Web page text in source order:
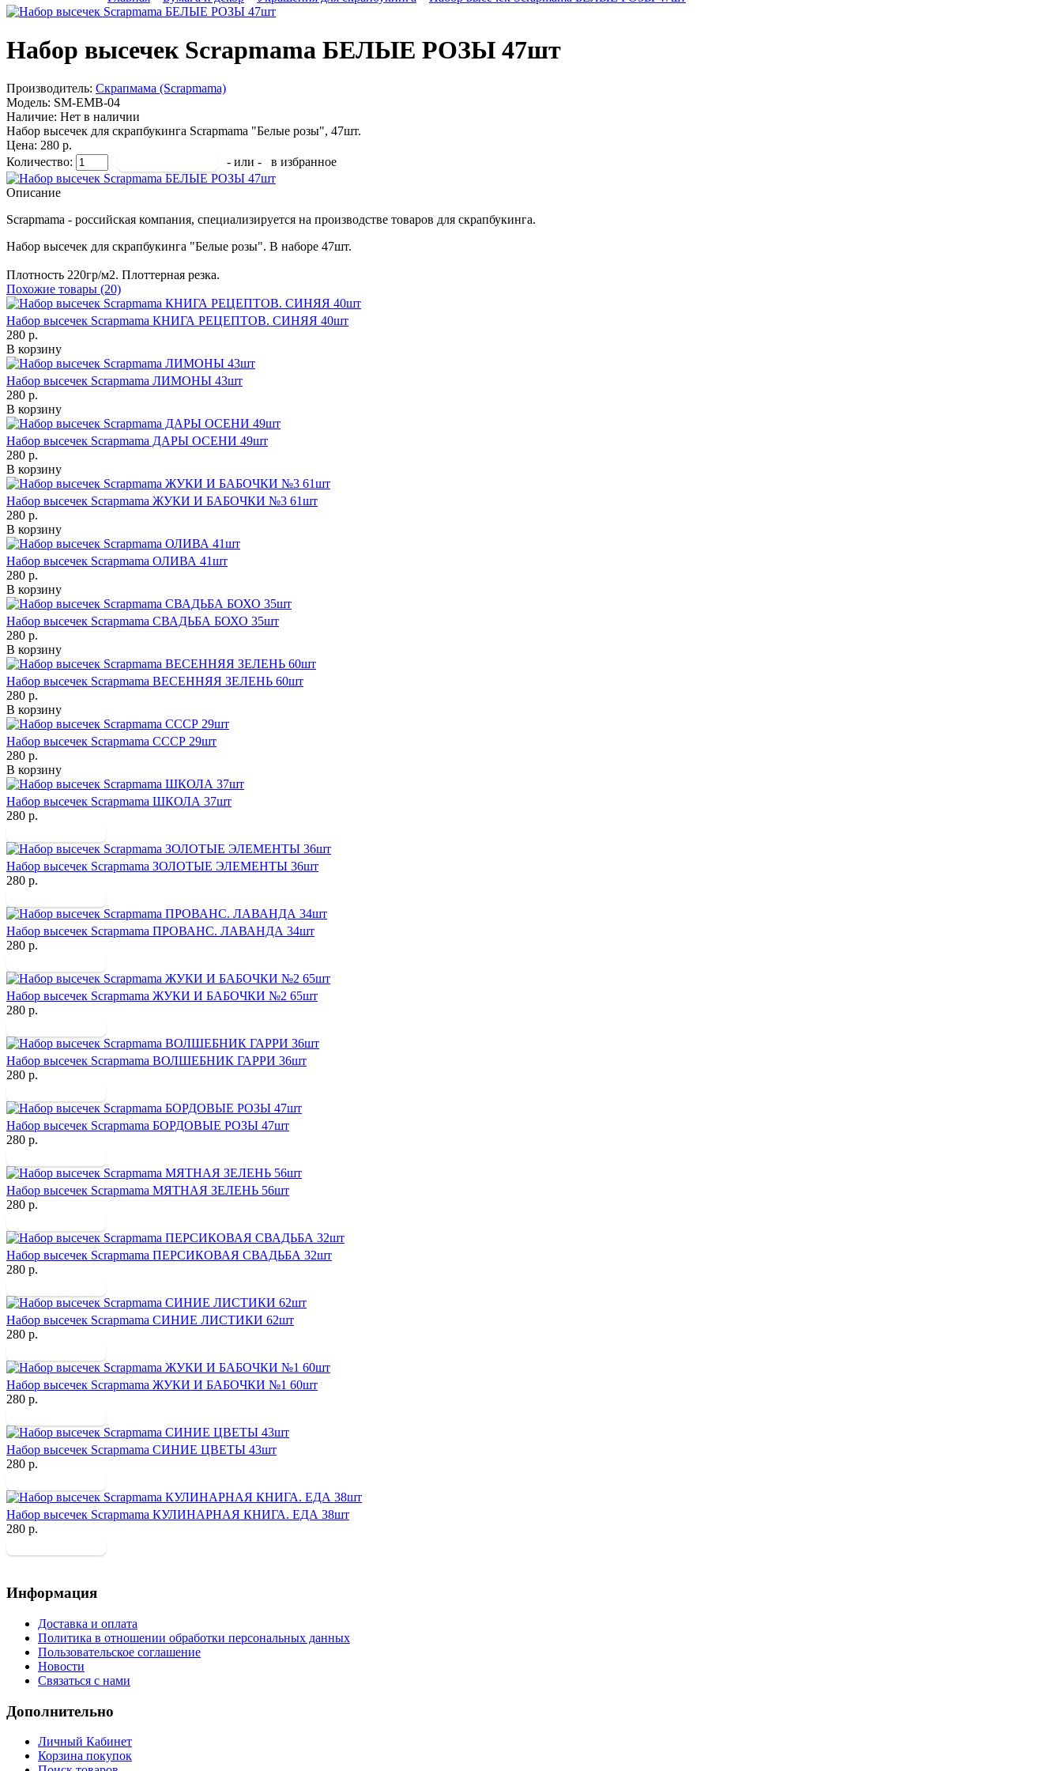
Набор высечек Scrapmama БЕЛЫЕ РОЗЫ 47шт
Производитель: Скрапмама (Scrapmama)
Модель: SM-EMB-04
Наличие: Нет в наличии
Набор высечек для скрапбукинга Scrapmama "Белые розы", 47шт.
Цена: 280 р.
Количество:
- или - в избранное
Описание
Scrapmama - российская компания, специализируется на производстве товаров для скрапбукинга.
Набор высечек для скрапбукинга "Белые розы". В наборе 47шт.
Плотность 220гр/м2. Плоттерная резка.
Похожие товары (20)
Набор высечек Scrapmama КНИГА РЕЦЕПТОВ. СИНЯЯ 40шт
280 р.
В корзину
Набор высечек Scrapmama ЛИМОНЫ 43шт
280 р.
В корзину
Набор высечек Scrapmama ДАРЫ ОСЕНИ 49шт
280 р.
В корзину
Набор высечек Scrapmama ЖУКИ И БАБОЧКИ №3 61шт
280 р.
В корзину
Набор высечек Scrapmama ОЛИВА 41шт
280 р.
В корзину
Набор высечек Scrapmama СВАДЬБА БОХО 35шт
280 р.
В корзину
Набор высечек Scrapmama ВЕСЕННЯЯ ЗЕЛЕНЬ 60шт
280 р.
В корзину
Набор высечек Scrapmama СССР 29шт
280 р.
В корзину
Набор высечек Scrapmama ШКОЛА 37шт
280 р.
Набор высечек Scrapmama ЗОЛОТЫЕ ЭЛЕМЕНТЫ 36шт
280 р.
Набор высечек Scrapmama ПРОВАНС. ЛАВАНДА 34шт
280 р.
Набор высечек Scrapmama ЖУКИ И БАБОЧКИ №2 65шт
280 р.
Набор высечек Scrapmama ВОЛШЕБНИК ГАРРИ 36шт
280 р.
Набор высечек Scrapmama БОРДОВЫЕ РОЗЫ 47шт
280 р.
Набор высечек Scrapmama МЯТНАЯ ЗЕЛЕНЬ 56шт
280 р.
Набор высечек Scrapmama ПЕРСИКОВАЯ СВАДЬБА 32шт
280 р.
Набор высечек Scrapmama СИНИЕ ЛИСТИКИ 62шт
280 р.
Набор высечек Scrapmama ЖУКИ И БАБОЧКИ №1 60шт
280 р.
Набор высечек Scrapmama СИНИЕ ЦВЕТЫ 43шт
280 р.
Набор высечек Scrapmama КУЛИНАРНАЯ КНИГА. ЕДА 38шт
280 р.
Информация
Доставка и оплата
Политика в отношении обработки персональных данных
Пользовательское соглашение
Новости
Связаться с нами
Дополнительно
Личный Кабинет
Корзина покупок